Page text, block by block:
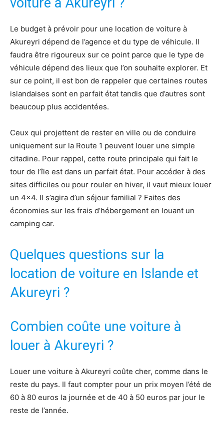
Le budget à prévoir pour une location de voiture à
Akureyri dépend de l’agence et du type de véhicule. Il
faudra être rigoureux sur ce point parce que le type de
véhicule dépend des lieux que l’on souhaite explorer. Et
sur ce point, il est bon de rappeler que certaines routes
islandaises sont en parfait état tandis que d’autres sont
beaucoup plus accidentées.
Ceux qui projettent de rester en ville ou de conduire
uniquement sur la Route 1 peuvent louer une simple
citadine. Pour rappel, cette route principale qui fait le
tour de l’île est dans un parfait état. Pour accéder à des
sites difficiles ou pour rouler en hiver, il vaut mieux louer
un 4×4. Il s’agira d’un séjour familial ? Faites des
économies sur les frais d’hébergement en louant un
camping car.
Quelques questions sur la
location de voiture en Islande et
Akureyri ?
Combien coûte une voiture à
louer à Akureyri ?
Louer une voiture à Akureyri coûte cher, comme dans le
reste du pays. Il faut compter pour un prix moyen l’été de
60 à 80 euros la journée et de 40 à 50 euros par jour le
reste de l’année.